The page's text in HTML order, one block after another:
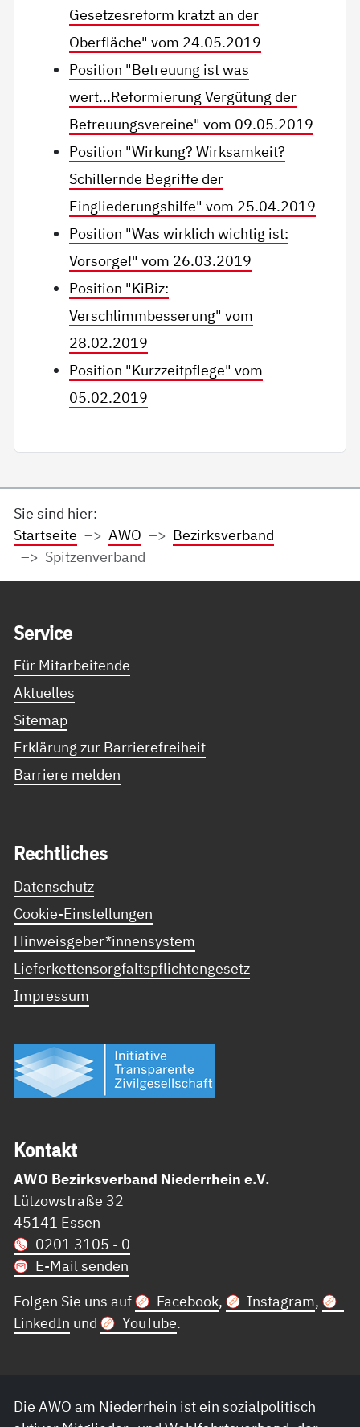
Gesetzesreform kratzt an der
Oberfläche" vom 24.05.2019
Position "Betreuung ist was
wert...Reformierung Vergütung der
Betreuungsvereine" vom 09.05.2019
Position "Wirkung? Wirksamkeit?
Schillernde Begriffe der
Eingliederungshilfe" vom 25.04.2019
Position "Was wirklich wichtig ist:
Vorsorge!" vom 26.03.2019
Position "KiBiz:
Verschlimmbesserung" vom
28.02.2019
Position "Kurzzeitpflege" vom
05.02.2019
Sie sind hier:
Startseite
AWO
Bezirksverband
Spitzenverband
Ser­vice
Für Mitarbeitende
Aktuelles
Sitemap
Erklärung zur Barrierefreiheit
Barriere melden
Recht­li­ches
Datenschutz
Cookie-Einstellungen
Hinweisgeber*innensystem
Lieferkettensorgfaltspflichtengesetz
Impressum
Kon­takt
AWO Bezirksverband Niederrhein e.V.
Lützowstraße 32
45141 Essen
0201 3105 - 0
E-Mail senden
Folgen Sie uns auf
Facebook, Instagram,
LinkedIn und YouTube.
Die AWO am Niederrhein ist ein sozialpolitisch